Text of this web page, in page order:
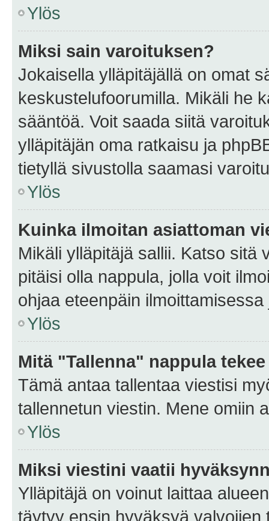
Ylös
Miksi sain varoituksen?
Jokaisella ylläpitäjällä on omat
keskustelufoorumilla. Mikäli he
sääntöä. Voit saada siitä
ylläpitäjän oma ratkaisu ja
tietyllä sivustolla saamasi
Ylös
Kuinka ilmoitan asiattoman
Mikäli ylläpitäjä sallii. Katso sitä
pitäisi olla nappula, jolla voit
ohjaa eteenpäin
Ylös
Mitä "Tallenna" nappula
Tämä antaa tallentaa viestisi
tallennetun viestin. Mene omiin
Ylös
Miksi viestini vaatii
Ylläpitäjä on voinut laittaa
täytyy ensin hyväksyä